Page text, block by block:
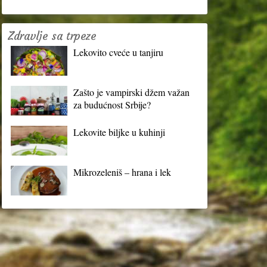
Zdravlje sa trpeze
Lekovito cveće u tanjiru
Zašto je vampirski džem važan
za budućnost Srbije?
Lekovite biljke u kuhinji
Mikrozeleniš – hrana i lek